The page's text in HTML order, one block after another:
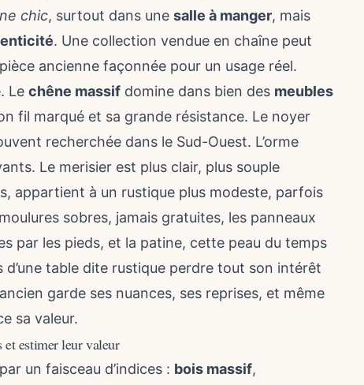
chic, surtout dans une salle à manger, mais
. Une collection vendue en chaîne peut
ancienne façonnée pour un usage réel.
Le chêne massif domine dans bien des meubles
fil marqué et sa grande résistance. Le noyer
recherchée dans le Sud-Ouest. L’orme
Le merisier est plus clair, plus souple
appartient à un rustique plus modeste, parfois
sobres, jamais gratuites, les panneaux
par les pieds, et la patine, cette peau du temps
d’une table dite rustique perdre tout son intérêt
garde ses nuances, ses reprises, et même
sa valeur.
et estimer leur valeur
un faisceau d’indices : bois massif,